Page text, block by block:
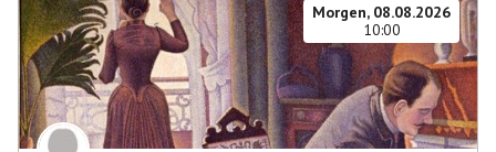
Morgen, 08.08.2026
10:00